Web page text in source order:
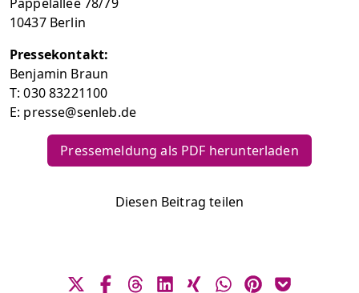
10437 Berlin
Pressekontakt:
Benjamin Braun
T: 030 83221100
E: presse@senleb.de
Pressemeldung als PDF herunterladen
Diesen Beitrag teilen